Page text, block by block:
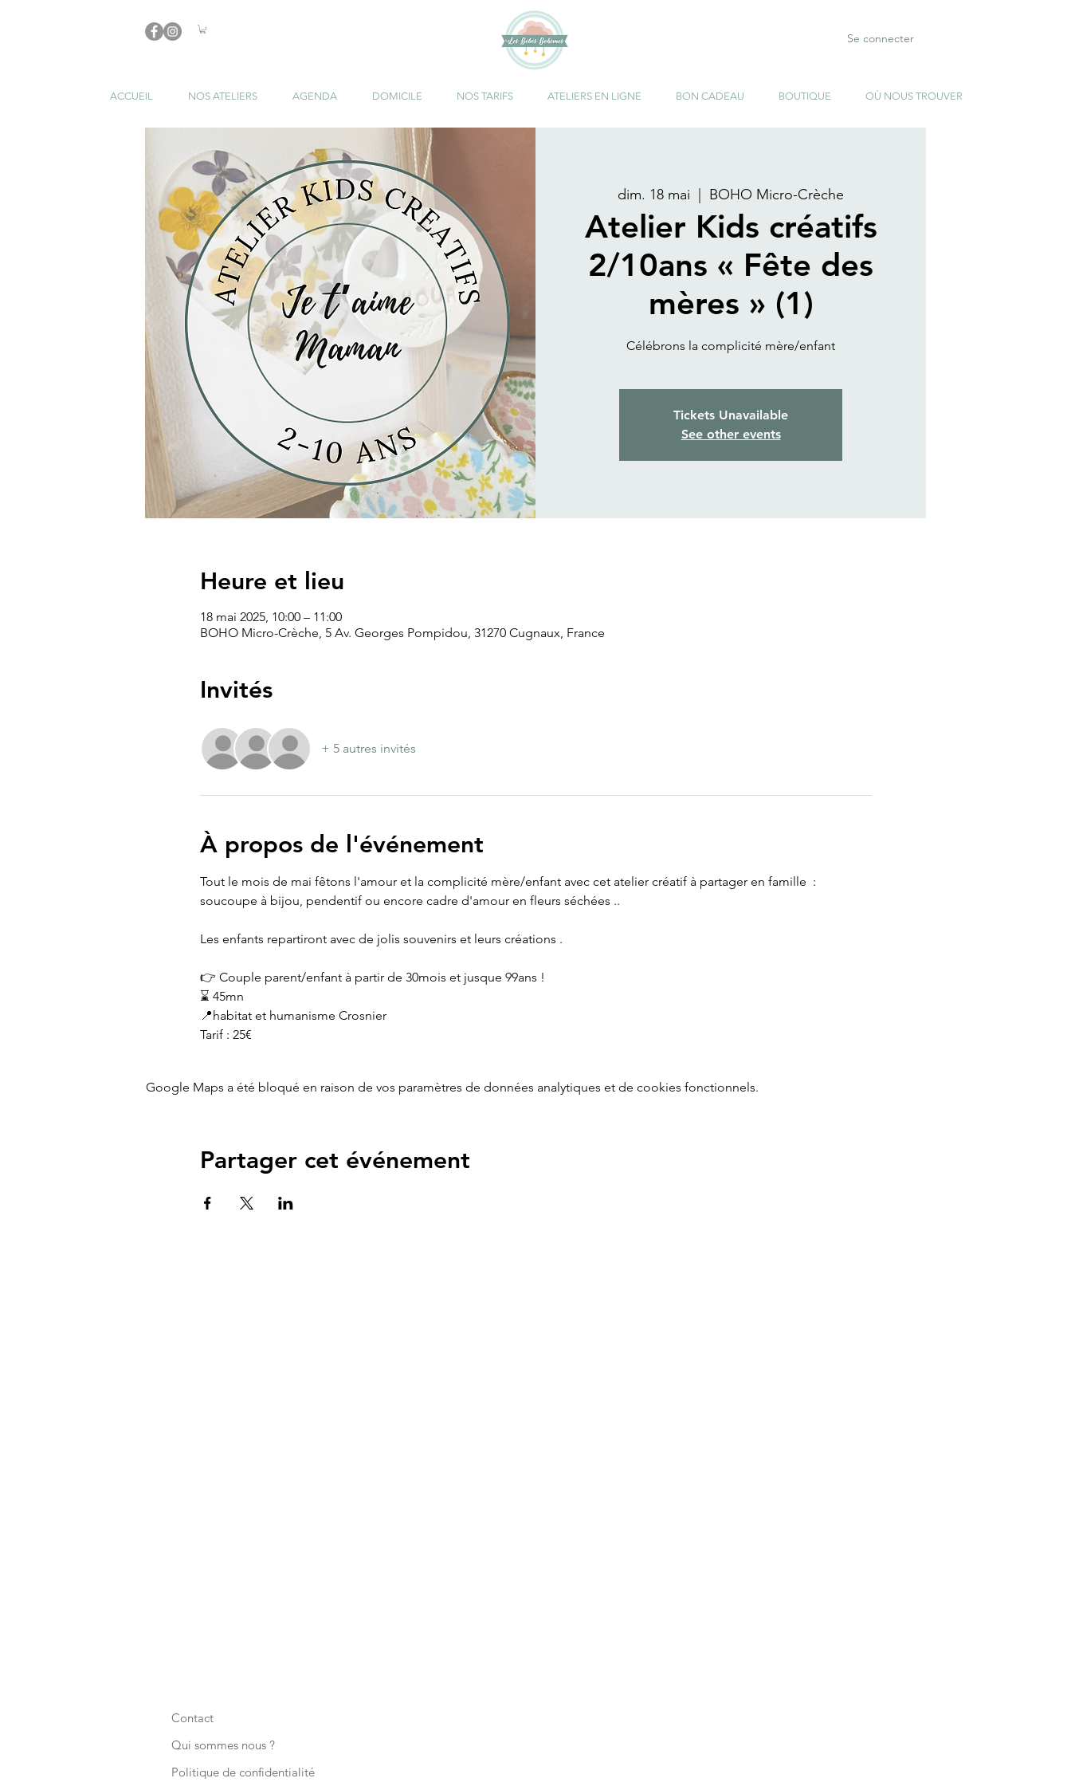
Se connecter
ACCUEIL NOS ATELIERS AGENDA DOMICILE NOS TARIFS ATELIERS EN LIGNE BON CADEAU BOUTIQUE OÙ NOUS TROUVER
dim. 18 mai
  |
BOHO Micro-Crèche
Atelier Kids créatifs
2/10ans « Fête des
mères » (1)
Célébrons la complicité mère/enfant
Tickets Unavailable
See other events
Heure et lieu
18 mai 2025, 10:00 – 11:00
BOHO Micro-Crèche, 5 Av. Georges Pompidou, 31270 Cugnaux, France
Invités
+ 5 autres invités
À propos de l'événement
Tout le mois de mai fêtons l'amour et la complicité mère/enfant avec cet atelier créatif à partager en famille  :
soucoupe à bijou, pendentif ou encore cadre d'amour en fleurs séchées ..
Les enfants repartiront avec de jolis souvenirs et leurs créations .
👉 Couple parent/enfant à partir de 30mois et jusque 99ans !
⌛️ 45mn
📍habitat et humanisme Crosnier
Tarif : 25€
Google Maps a été bloqué en raison de vos paramètres de données analytiques et de cookies fonctionnels.
Partager cet événement
Contact
Qui sommes nous ?
Politique de confidentialité